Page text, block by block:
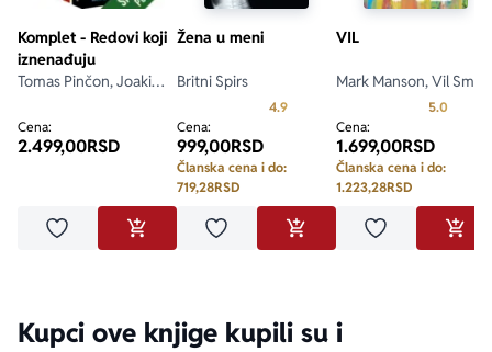
Komplet - Redovi koji
iznenađuju
Tomas Pinčon, Joakim
Mark Gudmen
Cena:
2.499,00RSD
Dodaj u omiljeneDODAJ U KORPU
Žena u meni
Britni Spirs
4.9Prosecna ocena je 4.9 od 5
Cena:
999,00RSD
Članska cena i do:
719,28RSD
Dodaj u omiljeneDODAJ U KORPU
VIL
Mark Manson, Vil Smit
5.0
Cena:
1.699,00RSD
Članska cena i do:
1.223,28RSD
Dodaj u
Kupci ove knjige kupili su i